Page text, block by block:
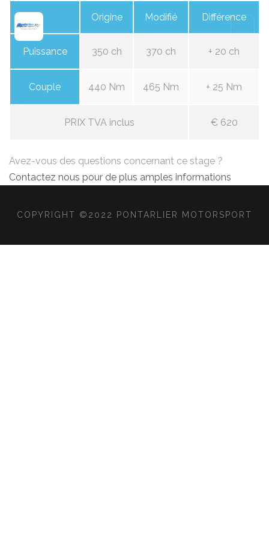
Origine Modifié Différence
Puissance 350 ch 370 ch + 20 ch
Couple 440 Nm 465 Nm + 25 Nm
PRIX TVA inclus € 620
Avez-vous des questions concernant ce stage ?
Contactez nous pour de plus amples informations
COPYRIGHT ©2022 PONTARLIER MOTORSPORT